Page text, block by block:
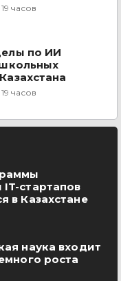
часов
по ИИ
часов
стартапов
в Казахстане
наука входит
роста